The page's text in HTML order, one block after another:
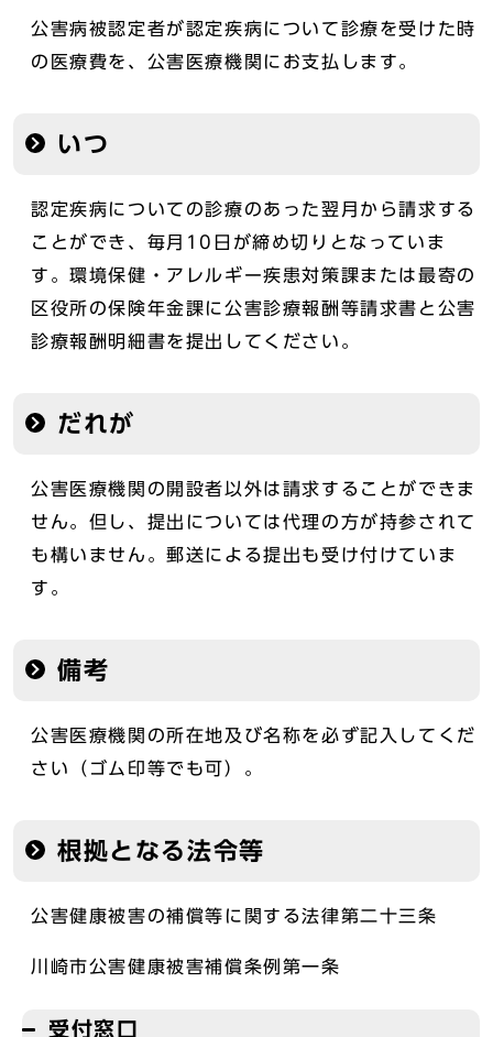
公害病被認定者が認定疾病について診療を受けた時
の医療費を、公害医療機関にお支払します。
いつ
認定疾病についての診療のあった翌月から請求する
ことができ、毎月10日が締め切りとなっていま
す。環境保健・アレルギー疾患対策課または最寄の
区役所の保険年金課に公害診療報酬等請求書と公害
診療報酬明細書を提出してください。
だれが
公害医療機関の開設者以外は請求することができま
せん。但し、提出については代理の方が持参されて
も構いません。郵送による提出も受け付けていま
す。
備考
公害医療機関の所在地及び名称を必ず記入してくだ
さい（ゴム印等でも可）。
根拠となる法令等
公害健康被害の補償等に関する法律第二十三条
川崎市公害健康被害補償条例第一条
受付窓口